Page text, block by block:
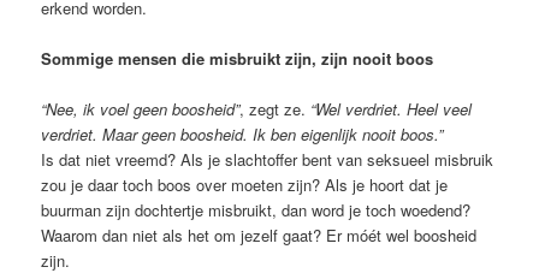
erkend worden.
Sommige mensen die misbruikt zijn, zijn nooit boos
“Nee, ik voel geen boosheid”, zegt ze. “Wel verdriet. Heel veel
verdriet. Maar geen boosheid. Ik ben eigenlijk nooit boos.”
Is dat niet vreemd? Als je slachtoffer bent van seksueel misbruik
zou je daar toch boos over moeten zijn? Als je hoort dat je
buurman zijn dochtertje misbruikt, dan word je toch woedend?
Waarom dan niet als het om jezelf gaat? Er móét wel boosheid
zijn.